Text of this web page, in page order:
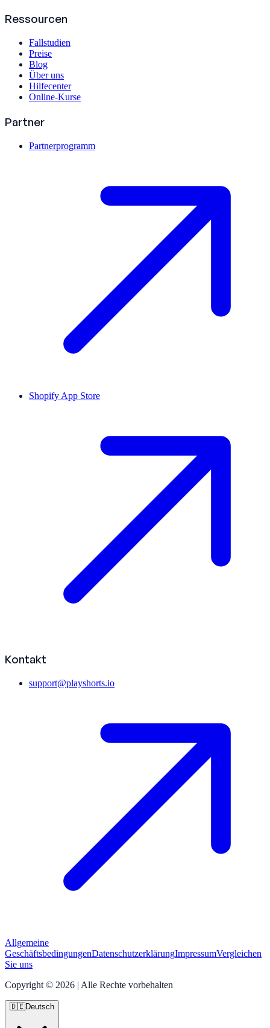
Ressourcen
Fallstudien
Preise
Blog
Über uns
Hilfecenter
Online-Kurse
Partner
Partnerprogramm
Shopify App Store
Kontakt
support@playshorts.io
Allgemeine
GeschäftsbedingungenDatenschutzerklärungImpressumVergleichen
Sie uns
Copyright © 2026 | Alle Rechte vorbehalten
🇩🇪Deutsch